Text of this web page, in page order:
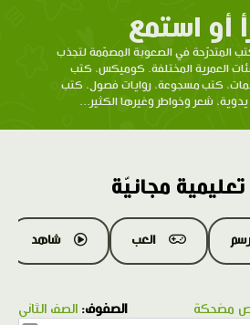
أو استمع
المتدرّحة في الصعوبة المصمّمة لتجذب
العمرية المختلفة. كوميكس، كتب
كتب مسجوعة، روايات فصول، كتب
شعر وخواطر وغيرها الكثير...
تعليمية مجانيّة
العب شاهد
مضحكة الصفوف: الصف الثاني